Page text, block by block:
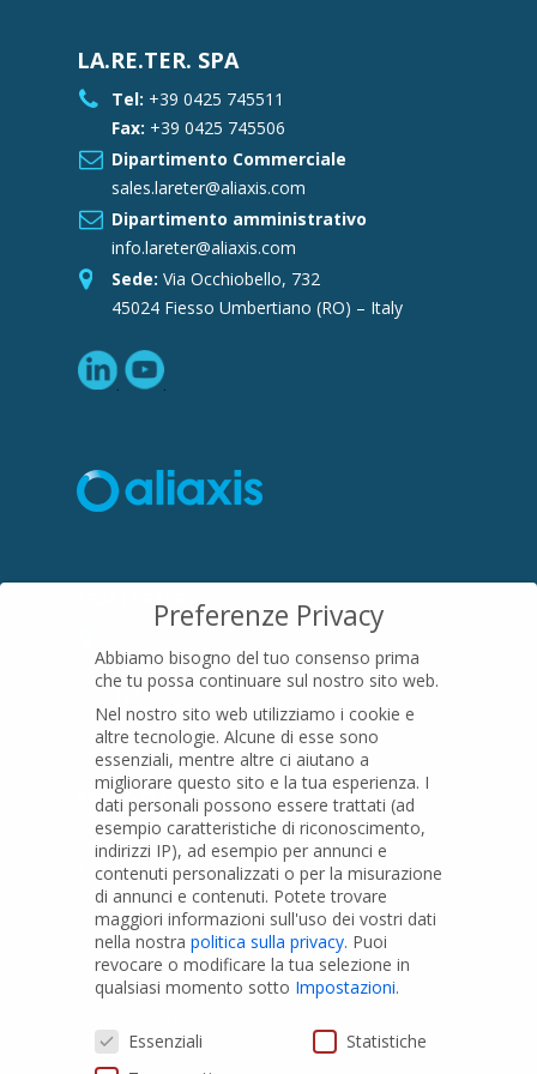
LA.RE.TER. SPA
Tel: +39 0425 745511
Fax: +39 0425 745506
Dipartimento Commerciale
sales.lareter@aliaxis.com
Dipartimento amministrativo
info.lareter@aliaxis.com
Sede: Via Occhiobello, 732
45024 Fiesso Umbertiano (RO) – Italy
16015 Casella (GE) – Italy
01079200299
PRODOTTI
Tubi PVC
Raccordi PVC
Tubi e Raccordi in PVC-A
Pozzi Artesiani
Preferenze Privacy
Abbiamo bisogno del tuo consenso prima
che tu possa continuare sul nostro sito web.
Nel nostro sito web utilizziamo i cookie e
altre tecnologie. Alcune di esse sono
essenziali, mentre altre ci aiutano a
migliorare questo sito e la tua esperienza. I
dati personali possono essere trattati (ad
esempio caratteristiche di riconoscimento,
indirizzi IP), ad esempio per annunci e
contenuti personalizzati o per la misurazione
di annunci e contenuti. Potete trovare
maggiori informazioni sull'uso dei vostri dati
nella nostra politica sulla privacy. Puoi
revocare o modificare la tua selezione in
qualsiasi momento sotto Impostazioni.
Preferenze Privacy
Essenziali
Statistiche